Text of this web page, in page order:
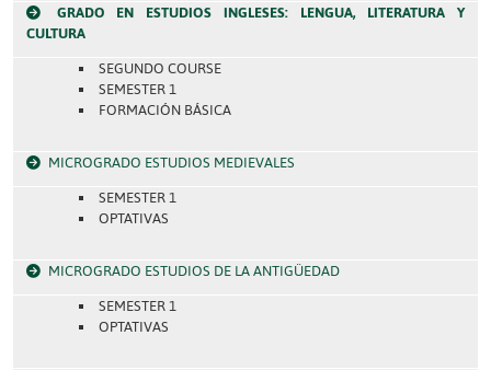
GRADO EN ESTUDIOS INGLESES: LENGUA, LITERATURA Y
CULTURA
SEGUNDO COURSE
SEMESTER 1
FORMACIÓN BÁSICA
MICROGRADO ESTUDIOS MEDIEVALES
SEMESTER 1
OPTATIVAS
MICROGRADO ESTUDIOS DE LA ANTIGÜEDAD
SEMESTER 1
OPTATIVAS